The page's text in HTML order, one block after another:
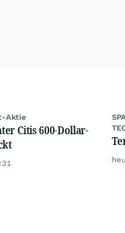
Aktie
Citis 600-Dollar-